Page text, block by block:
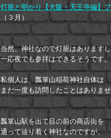
灯籠と明かり【大阪・天王寺編】
（３月）
当然、神社なので灯籠はありますし
一応夜でも参拝はできるそうです。
私個人は、瓢箪山稲荷神社自体は
まだ一度も訪問したことはありませ
瓢箪山駅を出て目の前の商店街を
通って辿り着く神社なのですが、